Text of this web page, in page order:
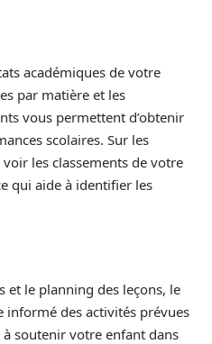
académiques de votre
par matière et les
vous permettent d’obtenir
scolaires. Sur les
les classements de votre
qui aide à identifier les
et le planning des leçons, le
informé des activités prévues
soutenir votre enfant dans